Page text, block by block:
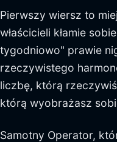
Pierwszy wiersz to
właścicieli kłamie
tygodniowo" prawie
rzeczywistego
liczbę, którą
którą wyobrażasz
Samotny Operator,